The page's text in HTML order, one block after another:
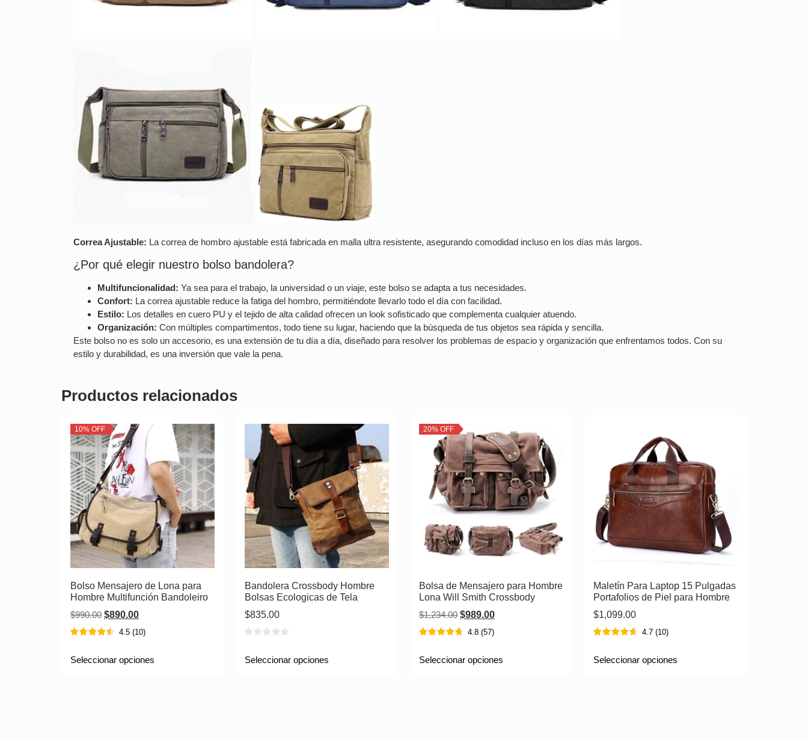
Correa Ajustable: La correa de hombro ajustable está fabricada en malla ultra resistente, asegurando comodidad incluso en los días más largos.
¿Por qué elegir nuestro bolso bandolera?
Multifuncionalidad: Ya sea para el trabajo, la universidad o un viaje, este bolso se adapta a tus necesidades.
Confort: La correa ajustable reduce la fatiga del hombro, permitiéndote llevarlo todo el día con facilidad.
Estilo: Los detalles en cuero PU y el tejido de alta calidad ofrecen un look sofisticado que complementa cualquier atuendo.
Organización: Con múltiples compartimentos, todo tiene su lugar, haciendo que la búsqueda de tus objetos sea rápida y sencilla.
Este bolso no es solo un accesorio, es una extensión de tu día a día, diseñado para resolver los problemas de espacio y organización que enfrentamos todos. Con su
estilo y durabilidad, es una inversión que vale la pena.
Productos relacionados
10% OFF
Bolso Mensajero de Lona para
Hombre Multifunción Bandoleiro
$990.00 $890.00
4.5 (10)
Seleccionar opciones
Bandolera Crossbody Hombre
Bolsas Ecologicas de Tela
$835.00
Seleccionar opciones
20% OFF
Bolsa de Mensajero para Hombre
Lona Will Smith Crossbody
$1,234.00 $989.00
4.8 (57)
Seleccionar opciones
Maletín Para Laptop 15 Pulgadas
Portafolios de Piel para Hombre
$1,099.00
4.7 (10)
Seleccionar opciones